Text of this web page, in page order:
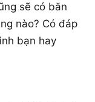
sẽ có băn
nào? Có đáp
bạn hay